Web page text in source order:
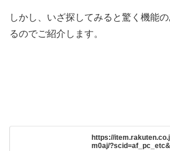
しかし、いざ探してみると驚く機能
るのでご紹介します。
https://
m0aj/